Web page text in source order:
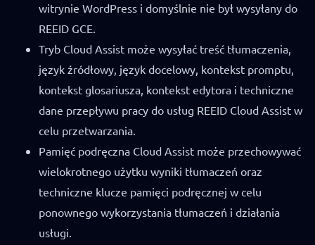
witrynie WordPress i domyślnie nie był wysyłany do
REEID GCE.
Tryb Cloud Assist może wysyłać treść tłumaczenia,
język źródłowy, język docelowy, kontekst promptu,
kontekst glosariusza, kontekst edytora i techniczne
dane przepływu pracy do usług REEID Cloud Assist w
celu przetwarzania.
Pamięć podręczna Cloud Assist może przechowywać
wielokrotnego użytku wyniki tłumaczeń oraz
techniczne klucze pamięci podręcznej w celu
ponownego wykorzystania tłumaczeń i działania
usługi.